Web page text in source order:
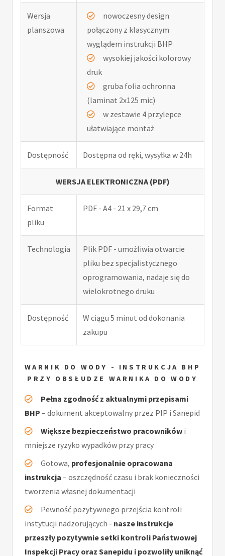
Wersja
planszowa
nowoczesny design
połączony z klasycznym
wyglądem instrukcji BHP
wysokiej jakości kolorowy
druk
gruba folia ochronna
(laminat 2x125 mic)
w zestawie 4 przylepce
ułatwiające montaż
Dostępność Dostępna od ręki, wysyłka w 24h
WERSJA ELEKTRONICZNA (PDF)
Format
pliku
PDF - A4 - 21 x 29,7 cm
Technologia
Plik PDF - umożliwia otwarcie
pliku bez specjalistycznego
oprogramowania, nadaje się do
wielokrotnego druku
Dostępność
W ciągu 5 minut od dokonania
zakupu
WARNIK DO WODY - INSTRUKCJA BHP
PRZY OBSŁUDZE WARNIKA DO WODY
Pełna zgodność z aktualnymi przepisami
BHP – dokument akceptowalny przez PIP i Sanepid
Większe bezpieczeństwo pracowników i
mniejsze ryzyko wypadków przy pracy
Gotowa, profesjonalnie opracowana
instrukcja – oszczędność czasu i brak konieczności
tworzenia własnej dokumentacji
Pewność pozytywnego przejścia kontroli
instytucji nadzorujących - nasze instrukcje
przeszły pozytywnie setki kontroli Państwowej
Inspekcji Pracy oraz Sanepidu i pozwoliły uniknąć